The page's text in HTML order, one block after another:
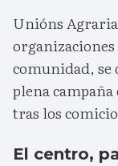
Unións
comunidad, se
plena
tras los
El centro,